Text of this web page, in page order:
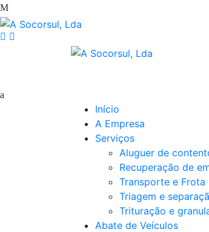
Início
A Empresa
Serviços
Aluguer de
Recuperação de
Transporte e Frota
Triagem e
Trituração e
Abate de Veículos